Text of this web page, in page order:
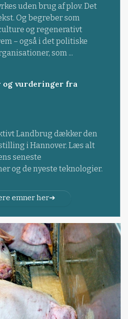
uden brug af plov. Det
Og begreber som
og regenerativt
– også i det politiske
som ...
og vurderinger fra
Landbrug dækker den
i Hannover. Læs alt
seneste
og de nyeste teknologier.
emner her